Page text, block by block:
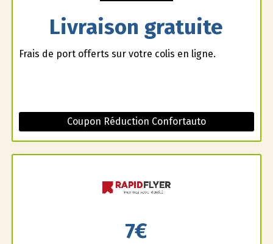
Livraison gratuite
Frais de port offerts sur votre colis en ligne.
Coupon Réduction Confortauto
7€